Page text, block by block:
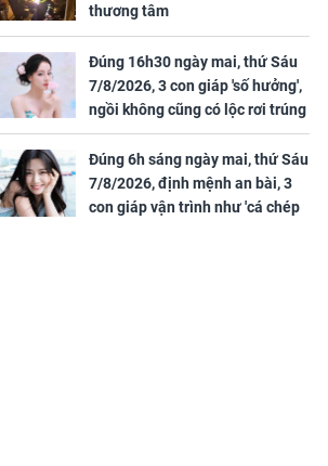
thương tâm
Đúng 16h30 ngày mai, thứ Sáu
7/8/2026, 3 con giáp 'số hưởng',
ngồi không cũng có lộc rơi trúng
đầu, vừa tránh được họa vừa có
tiền vàng
Đúng 6h sáng ngày mai, thứ Sáu
7/8/2026, định mệnh an bài, 3
con giáp vận trình như 'cá chép